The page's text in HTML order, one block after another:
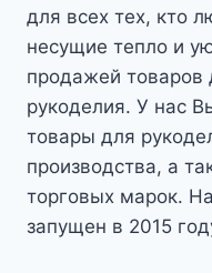
для всех тех, кто
несущие тепло и
продажей товаров
рукоделия. У нас
товары для
производства, а
торговых марок.
запущен в 2015